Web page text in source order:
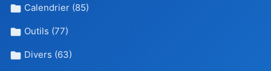
Calendrier (85)
Outils (77)
Divers (63)